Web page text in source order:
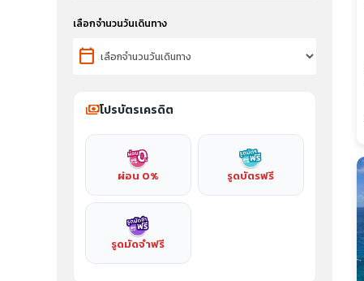
เลือกจำนวนวันเดินทาง
calendar_today
paymentsโปรบัตรเครดิต
ผ่อน 0% รูดบัตรฟรี
รูดมัดจำฟรี